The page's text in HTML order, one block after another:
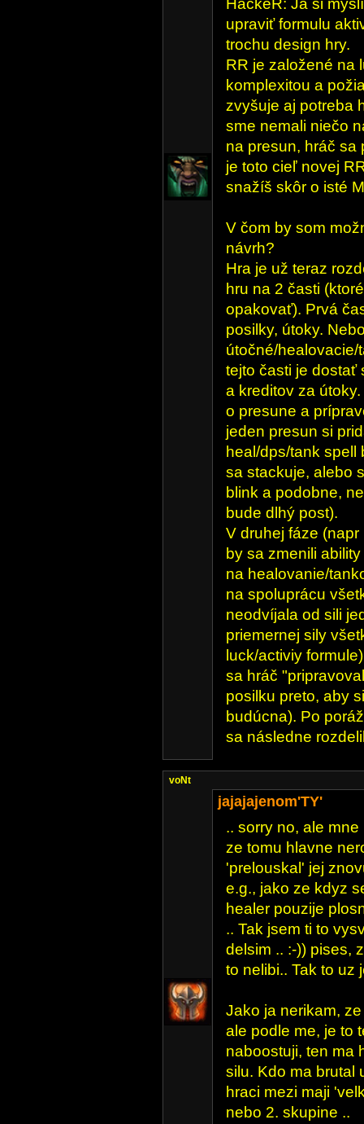
HackeR: Ja si
upraviť formulu
trochu design hry.
RR je založené na
komplexitou a
zvyšuje aj potreba
sme nemali niečo
na presun, hráč sa
je toto cieľ novej
snažíš skôr o isté
V čom by som
návrh?
Hra je už teraz
hru na 2 časti
opakovať). Prvá
posilky, útoky.
útočné/
tejto časti je dostať
a kreditov za
o presune a
jeden presun si
heal/dps/tank spell
sa stackuje, alebo
blink a podobne,
bude dlhý post).
V druhej fáze
by sa zmenili
na healovanie/
na spoluprácu
neodvíjala od sili
priemernej sily
luck/activiy
sa hráč
posilku preto, aby
budúcna). Po
sa následne
voNt
jajajajenom'TY'
.. sorry no, ale
ze tomu hlavne
'prelouskal' jej
e.g., jako ze kdyz
healer pouzije
.. Tak jsem ti to
delsim .. :-)) pises,
to nelibi.. Tak to uz
Jako ja nerikam,
ale podle me, je to
naboostuji, ten ma
silu. Kdo ma brutal
hraci mezi maji
nebo 2. skupine ..